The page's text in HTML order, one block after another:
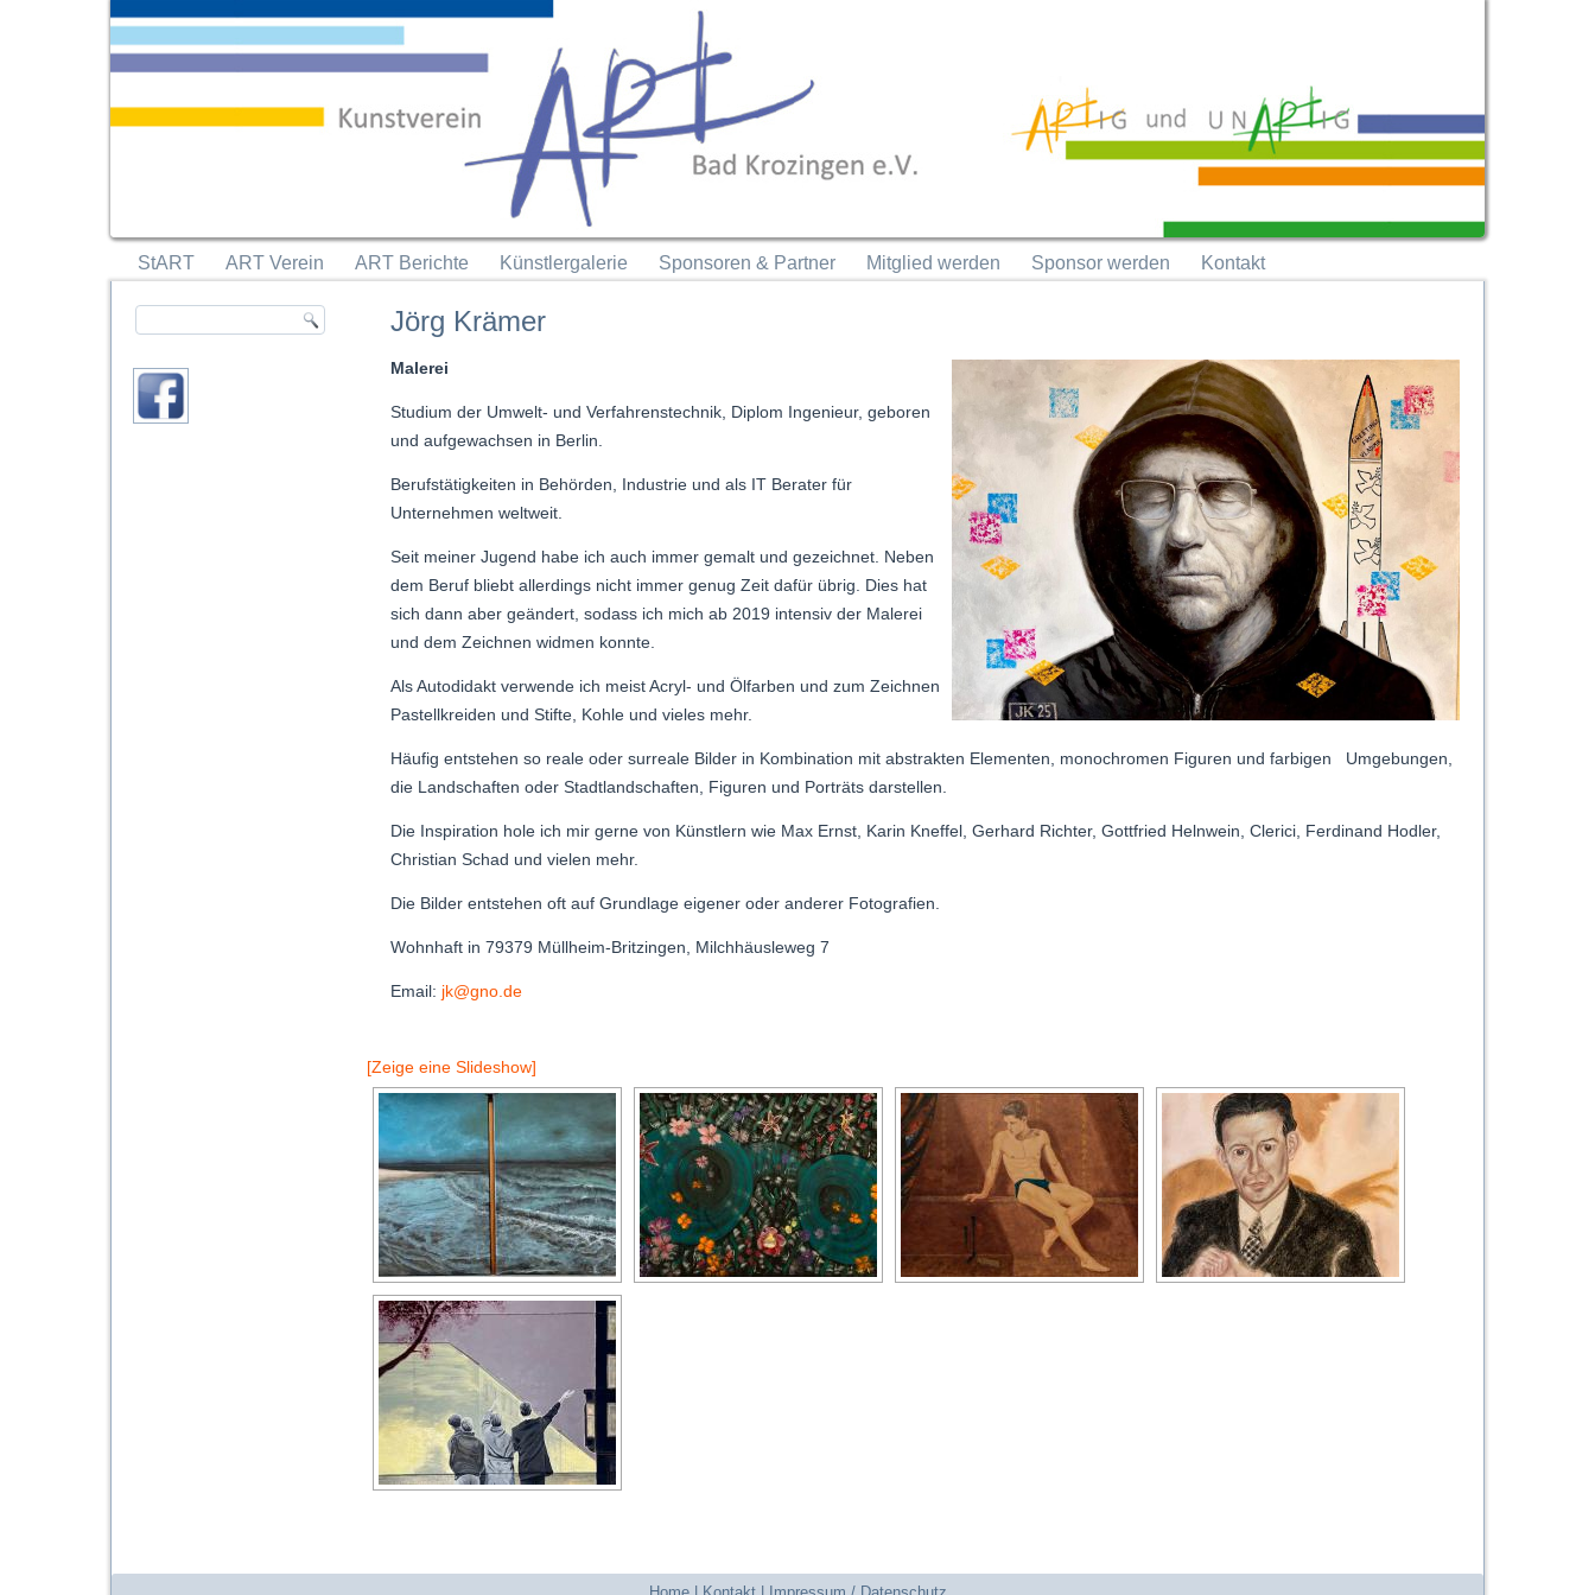
StART ART Verein ART Berichte Künstlergalerie Sponsoren & Partner Mitglied werden Sponsor werden Kontakt
Jörg Krämer
Malerei
Studium der Umwelt- und Verfahrenstechnik, Diplom Ingenieur, geboren
und aufgewachsen in Berlin.
Berufstätigkeiten in Behörden, Industrie und als IT Berater für
Unternehmen weltweit.
Seit meiner Jugend habe ich auch immer gemalt und gezeichnet. Neben
dem Beruf bliebt allerdings nicht immer genug Zeit dafür übrig. Dies hat
sich dann aber geändert, sodass ich mich ab 2019 intensiv der Malerei
und dem Zeichnen widmen konnte.
Als Autodidakt verwende ich meist Acryl- und Ölfarben und zum Zeichnen
Pastellkreiden und Stifte, Kohle und vieles mehr.
Häufig entstehen so reale oder surreale Bilder in Kombination mit abstrakten Elementen, monochromen Figuren und farbigen Umgebungen,
die Landschaften oder Stadtlandschaften, Figuren und Porträts darstellen.
Die Inspiration hole ich mir gerne von Künstlern wie Max Ernst, Karin Kneffel, Gerhard Richter, Gottfried Helnwein, Clerici, Ferdinand Hodler,
Christian Schad und vielen mehr.
Die Bilder entstehen oft auf Grundlage eigener oder anderer Fotografien.
Wohnhaft in 79379 Müllheim-Britzingen, Milchhäusleweg 7
Email: jk@gno.de
[Zeige eine Slideshow]